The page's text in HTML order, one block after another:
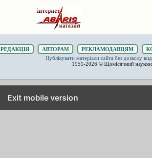
РЕДАКЦІЯ АВТОРАМ РЕКЛАМОДАВЦЯМ
Публікувати матеріали сайта без дозволу
1951-2026 © Щомісячний
Exit mobile version